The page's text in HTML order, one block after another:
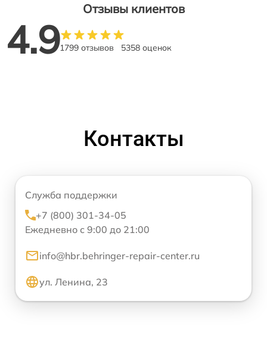
Отзывы клиентов
4.91799 отзывов 5358 оценок
Контакты
Служба поддержки
+7 (800) 301-34-05
Ежедневно с 9:00 до 21:00
info@hbr.behringer-repair-center.ru
ул. Ленина, 23